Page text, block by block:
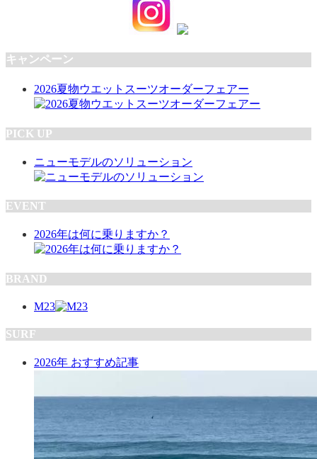
キャンペーン
2026夏物ウエットスーツオーダーフェアー
PICK UP
ニューモデルのソリューション
EVENT
2026年は何に乗りますか？
BRAND
M23
SURF
2026年 おすすめ記事